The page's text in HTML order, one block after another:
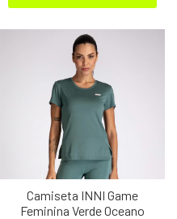
Camiseta INNI Game
Feminina Verde Oceano